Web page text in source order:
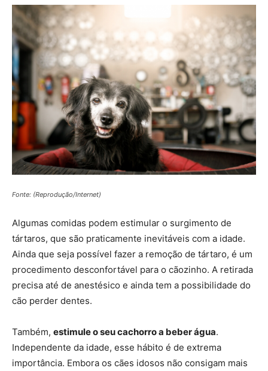
Fonte: (Reprodução/Internet)
Algumas comidas podem estimular o surgimento de
tártaros, que são praticamente inevitáveis com a idade.
Ainda que seja possível fazer a remoção de tártaro, é um
procedimento desconfortável para o cãozinho. A retirada
precisa até de anestésico e ainda tem a possibilidade do
cão perder dentes.
Também, estimule o seu cachorro a beber água.
Independente da idade, esse hábito é de extrema
importância. Embora os cães idosos não consigam mais